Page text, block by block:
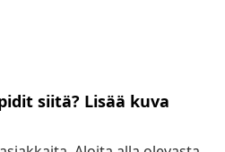
siitä? Lisää kuva